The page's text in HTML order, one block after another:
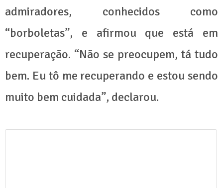
admiradores, conhecidos como
“borboletas”, e afirmou que está em
recuperação. “Não se preocupem, tá tudo
bem. Eu tô me recuperando e estou sendo
muito bem cuidada”, declarou.